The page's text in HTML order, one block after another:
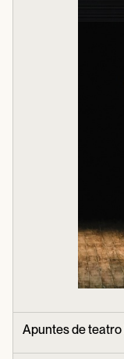
Apuntes de teatro